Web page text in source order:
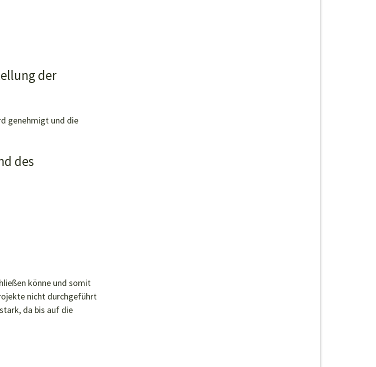
der
genehmigt und die
des
könne und somit
nicht durchgeführt
da bis auf die